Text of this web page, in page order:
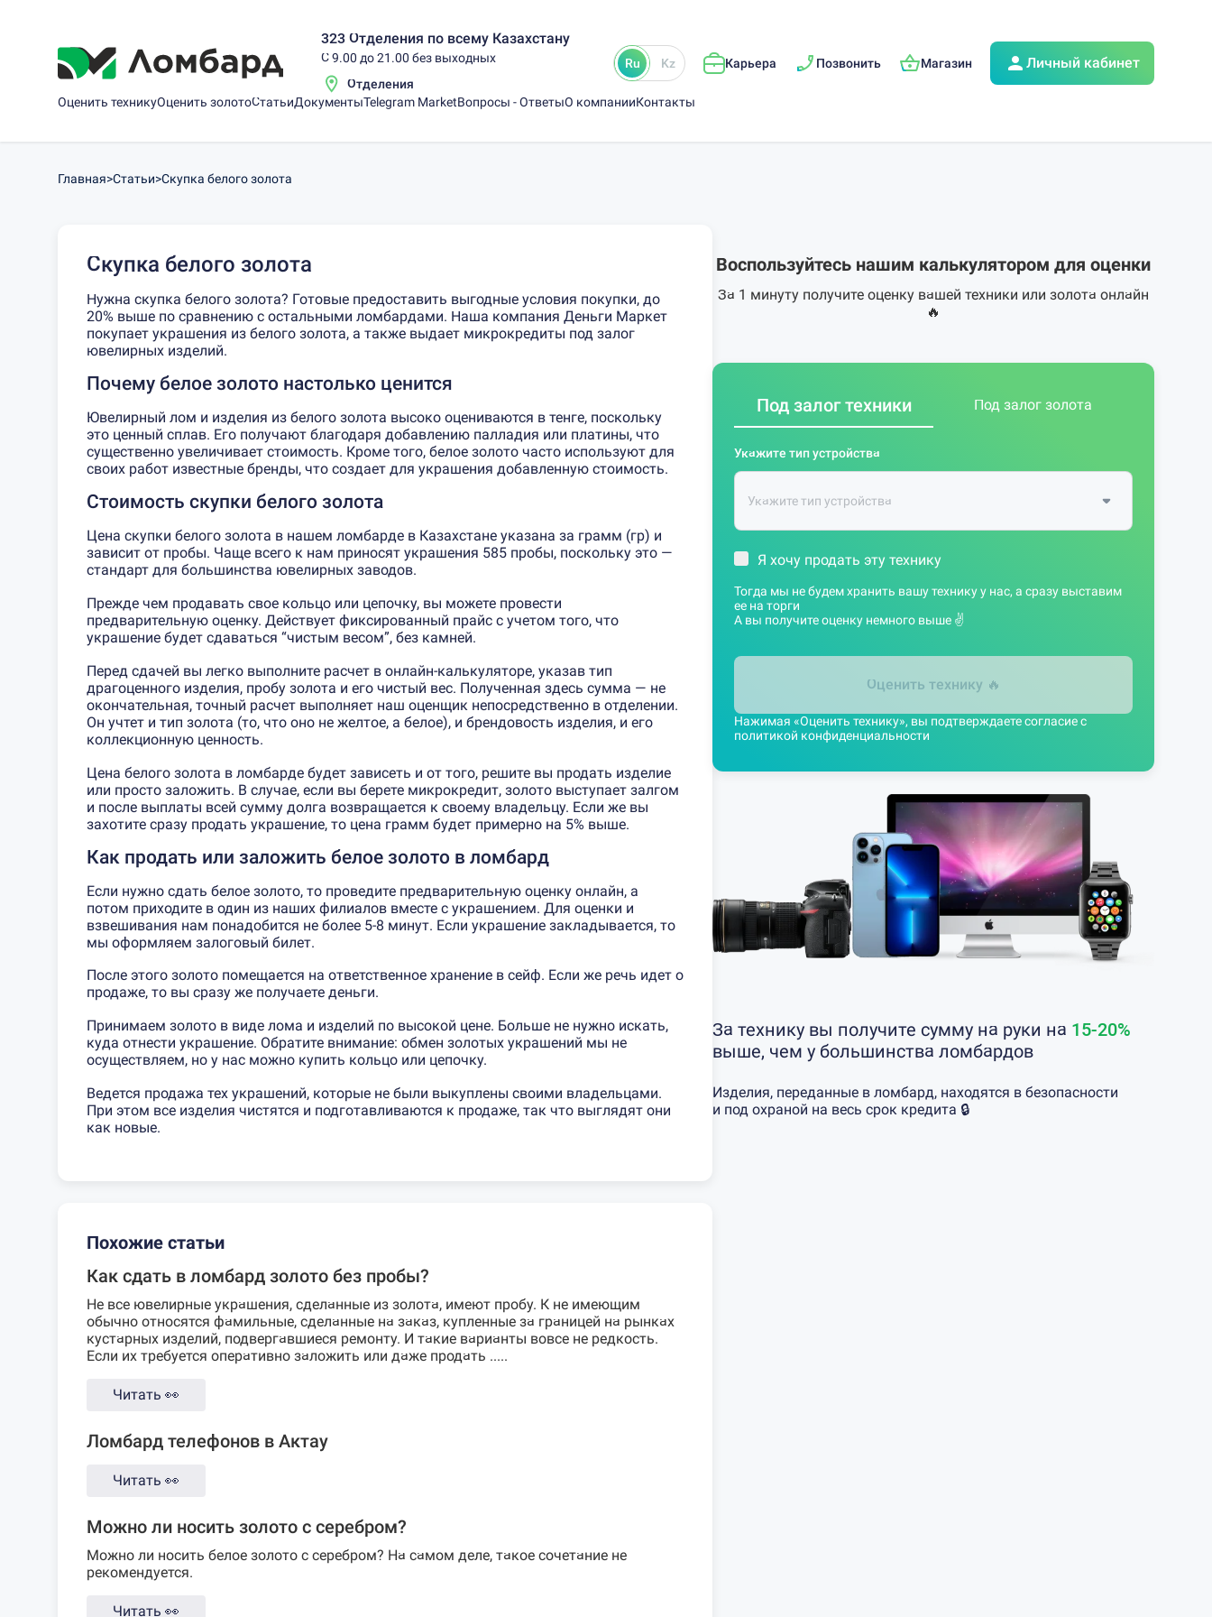
323 Отделения по всему Казахстану
С 9.00 до 21.00 без выходных
Отделения
Ru Kz Карьера Позвонить Магазин Личный кабинет
Оценить техникуОценить золотоСтатьиДокументыTelegram MarketВопросы - ОтветыО компанииКонтакты
Главная>Статьи>Скупка белого золота
Скупка белого золота
Нужна скупка белого золота? Готовые предоставить выгодные условия покупки, до
20% выше по сравнению с остальными ломбардами. Наша компания Деньги Маркет
покупает украшения из белого золота, а также выдает микрокредиты под залог
ювелирных изделий.
Почему белое золото настолько ценится
Ювелирный лом и изделия из белого золота высоко оцениваются в тенге, поскольку
это ценный сплав. Его получают благодаря добавлению палладия или платины, что
существенно увеличивает стоимость. Кроме того, белое золото часто используют для
своих работ известные бренды, что создает для украшения добавленную стоимость.
Стоимость скупки белого золота
Цена скупки белого золота в нашем ломбарде в Казахстане указана за грамм (гр) и
зависит от пробы. Чаще всего к нам приносят украшения 585 пробы, поскольку это —
стандарт для большинства ювелирных заводов.
Прежде чем продавать свое кольцо или цепочку, вы можете провести
предварительную оценку. Действует фиксированный прайс с учетом того, что
украшение будет сдаваться “чистым весом”, без камней.
Перед сдачей вы легко выполните расчет в онлайн-калькуляторе, указав тип
драгоценного изделия, пробу золота и его чистый вес. Полученная здесь сумма — не
окончательная, точный расчет выполняет наш оценщик непосредственно в отделении.
Он учтет и тип золота (то, что оно не желтое, а белое), и брендовость изделия, и его
коллекционную ценность.
Цена белого золота в ломбарде будет зависеть и от того, решите вы продать изделие
или просто заложить. В случае, если вы берете микрокредит, золото выступает залгом
и после выплаты всей сумму долга возвращается к своему владельцу. Если же вы
захотите сразу продать украшение, то цена грамм будет примерно на 5% выше.
Как продать или заложить белое золото в ломбард
Если нужно сдать белое золото, то проведите предварительную оценку онлайн, а
потом приходите в один из наших филиалов вместе с украшением. Для оценки и
взвешивания нам понадобится не более 5-8 минут. Если украшение закладывается, то
мы оформляем залоговый билет.
После этого золото помещается на ответственное хранение в сейф. Если же речь идет о
продаже, то вы сразу же получаете деньги.
Принимаем золото в виде лома и изделий по высокой цене. Больше не нужно искать,
куда отнести украшение. Обратите внимание: обмен золотых украшений мы не
осуществляем, но у нас можно купить кольцо или цепочку.
Ведется продажа тех украшений, которые не были выкуплены своими владельцами.
При этом все изделия чистятся и подготавливаются к продаже, так что выглядят они
как новые.
Похожие статьи
Как сдать в ломбард золото без пробы?
Не все ювелирные украшения, сделанные из золота, имеют пробу. К не имеющим
обычно относятся фамильные, сделанные на заказ, купленные за границей на рынках
кустарных изделий, подвергавшиеся ремонту. И такие варианты вовсе не редкость.
Если их требуется оперативно заложить или даже продать .....
Читать 👀
Ломбард телефонов в Актау
Читать 👀
Можно ли носить золото с серебром?
Можно ли носить белое золото с серебром? На самом деле, такое сочетание не
рекомендуется.
Читать 👀
Воспользуйтесь нашим калькулятором для оценки
За 1 минуту получите оценку вашей техники или золота онлайн
🔥
Под залог техники Под залог золота
Укажите тип устройства
Я хочу продать эту технику
Тогда мы не будем хранить вашу технику у нас, а сразу выставим
ее на торги
А вы получите оценку немного выше ✌️
Оценить технику 🔥
Нажимая «Оценить технику», вы подтверждаете согласие с
политикой конфиденциальности
За технику вы получите сумму на руки на 15-20%
выше, чем у большинства ломбардов
Изделия, переданные в ломбард, находятся в безопасности
и под охраной на весь срок кредита 🔒